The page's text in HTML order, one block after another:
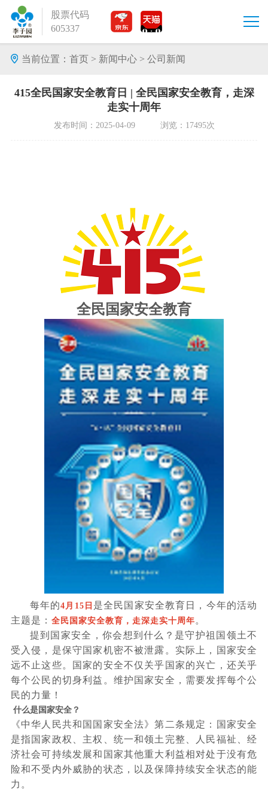
股票代码
605337
当前位置： 首页> 新闻中心> 公司新闻
415全民国家安全教育日 | 全民国家安全教育，走深
走实十周年
发布时间：2025-04-09 浏览：17495次
全民国家安全教育
每年的4 月 15 日 是全民国家安全教育日，今年的活动
主题是： 全民国家安全教育，走深走实十周年 。
提到国家安全，你会想到什么？是守护祖国领土不
受入侵，是保守国家机密不被泄露。实际上，国家安全
远不止这些。国家的安全不仅关乎国家的兴亡，还关乎
每个公民的切身利益。维护国家安全，需要发挥每个公
民的力量！
什么是国家安全？
《中华人民共和国国家安全法》第二条规定：国家安全
是指国家政权、主权、统一和领土完整、人民福祉、经
济社会可持续发展和国家其他重大利益相对处于没有危
险和不受内外威胁的状态，以及保障持续安全状态的能
力。